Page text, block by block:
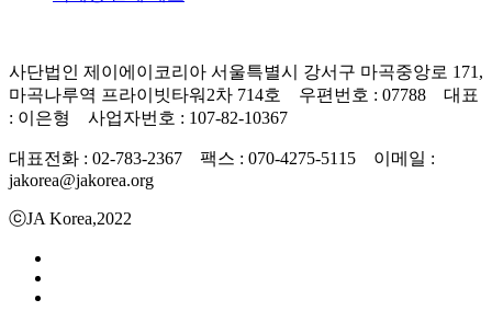
사단법인 제이에이코리아 서울특별시 강서구 마곡중앙로 171,
마곡나루역 프라이빗타워2차 714호 우편번호 : 07788 대표
: 이은형 사업자번호 : 107-82-10367
대표전화 : 02-783-2367 팩스 : 070-4275-5115 이메일 :
jakorea@jakorea.org
ⓒJA Korea,2022